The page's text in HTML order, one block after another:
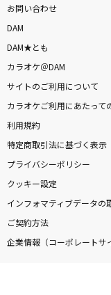
お問い合わせ
DAM
DAM★とも
カラオケ＠DAM
サイトのご利用について
カラオケご利用にあたって
利用規約
特定商取引法に基づく表示
プライバシーポリシー
クッキー設定
インフォマティブデータの
ご契約方法
企業情報（コーポレートサ